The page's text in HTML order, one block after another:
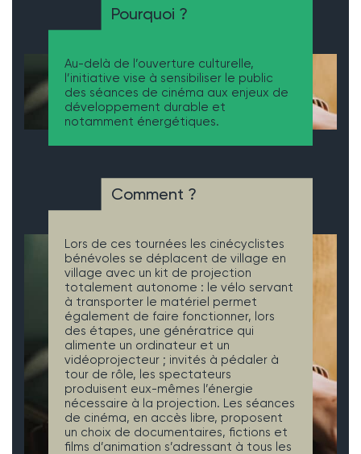
Pourquoi ?
Au-delà de l’ouverture culturelle,
l’initiative vise à sensibiliser le public
des séances de cinéma aux enjeux de
développement durable et
notamment énergétiques.
Comment ?
Lors de ces tournées les cinécyclistes
bénévoles se déplacent de village en
village avec un kit de projection
totalement autonome : le vélo servant
à transporter le matériel permet
également de faire fonctionner, lors
des étapes, une génératrice qui
alimente un ordinateur et un
vidéoprojecteur ; invités à pédaler à
tour de rôle, les spectateurs
produisent eux-mêmes l’énergie
nécessaire à la projection. Les séances
de cinéma, en accès libre, proposent
un choix de documentaires, fictions et
films d’animation s’adressant à tous les